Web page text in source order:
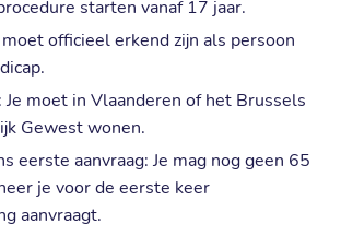
starten vanaf 17 jaar.
moet officieel erkend zijn als persoon
moet in Vlaanderen of het Brussels
Gewest wonen.
eerste aanvraag: Je mag nog geen 65
je voor de eerste keer
aanvraagt.